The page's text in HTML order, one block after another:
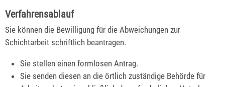
Verfahrensablauf
Sie können die Bewilligung für die Abweichungen zur
Schichtarbeit schriftlich beantragen.
Sie stellen einen formlosen Antrag.
Sie senden diesen an die örtlich zuständige Behörde für